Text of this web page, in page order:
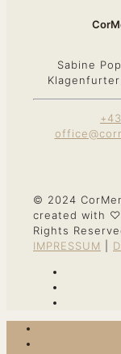
Sabine
© 2024
created with
Rights
IMPRESSUM